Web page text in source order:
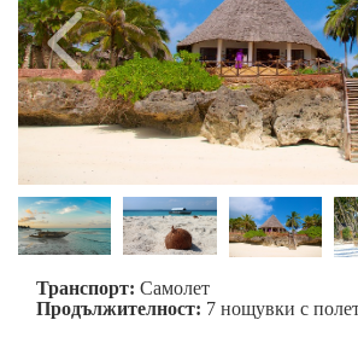
Транспорт: Самолет
Продължителност: 7 нощувки с